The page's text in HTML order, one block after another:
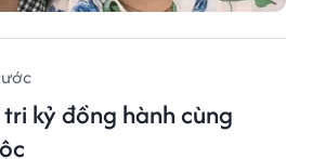
kỷ đồng hành cùng